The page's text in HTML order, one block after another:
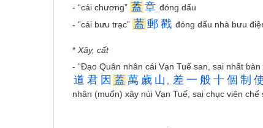
- “cái chương” 蓋 章 đóng dấu
- “cái bưu trạc” 蓋 郵 戳 đóng dấu nhà bưu
* Xây, cất
- “Đạo Quân nhân cái Vạn Tuế san, sai nhất
道 君 因 蓋 萬 歲 山 差 一 般 十 個 制
nhân (muốn) xây núi Vạn Tuế, sai chục viên